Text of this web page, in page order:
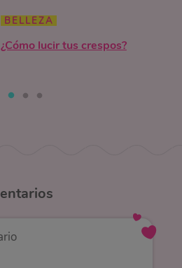
BELLEZA
¿Cómo lucir tus crespos?